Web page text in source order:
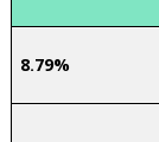
8.79%